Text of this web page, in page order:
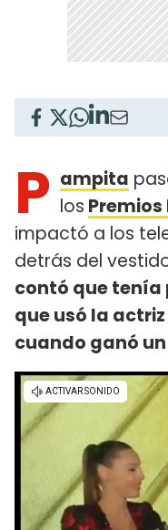
P ampita
los Premios
impactó a los
detrás del
contó que tenía
que usó la
cuando ganó